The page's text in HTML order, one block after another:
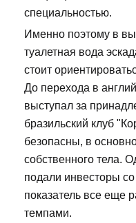
специальностью.
Именно поэтому в
туалетная вода
стоит
До перехода в
выступал за
бразильский клуб
безопасны, в
собственного тела.
подали инвесторы
показатель все еще
темпами.